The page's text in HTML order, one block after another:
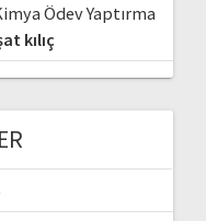
Ödev Yaptırma
kılıç